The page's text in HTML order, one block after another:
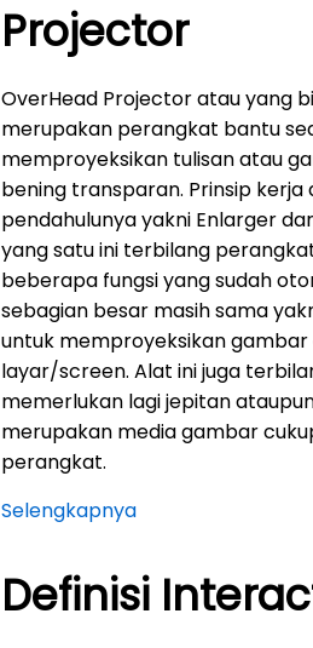
Projector
OverHead Projector atau yang
merupakan perangkat bantu
memproyeksikan tulisan atau
bening transparan. Prinsip
pendahulunya yakni Enlarger
yang satu ini terbilang
beberapa fungsi yang sudah
sebagian besar masih sama
untuk memproyeksikan
layar/screen. Alat ini juga
memerlukan lagi jepitan
merupakan media gambar
perangkat.
Selengkapnya
Definisi